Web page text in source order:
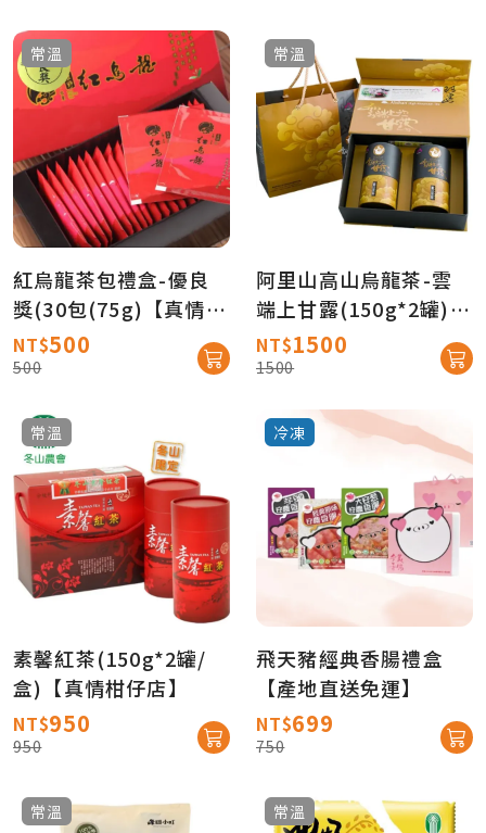
常溫
紅烏龍茶包禮盒-優良
獎(30包(75g)【真情柑
仔店】
NT$500
500
常溫
阿里山高山烏龍茶-雲
端上甘露(150g*2罐)
【真情柑仔店】
NT$1500
1500
常溫
素馨紅茶(150g*2罐/
盒)【真情柑仔店】
NT$950
950
冷凍
飛天豬經典香腸禮盒
【產地直送免運】
NT$699
750
常溫 常溫